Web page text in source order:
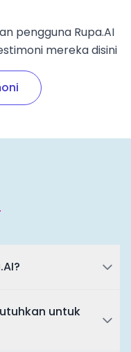
pengguna Rupa.AI
mereka disini
untuk